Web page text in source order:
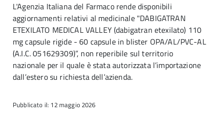
L'Agenzia Italiana del Farmaco rende disponibili
aggiornamenti relativi al medicinale "DABIGATRAN
ETEXILATO MEDICAL VALLEY (dabigatran etexilato) 110
mg capsule rigide - 60 capsule in blister OPA/AL/PVC-AL
(A.I.C. 051629309)”, non reperibile sul territorio
nazionale per il quale è stata autorizzata l’importazione
dall’estero su richiesta dell’azienda.
Pubblicato il: 12 maggio 2026